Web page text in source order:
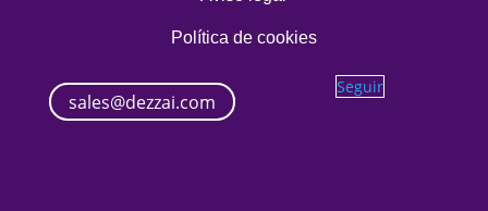
Política de cookies
sales@dezzai.com
Seguir